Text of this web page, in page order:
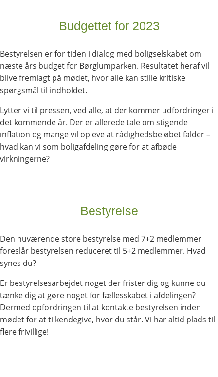
Budgettet for 2023
Bestyrelsen er for tiden i dialog med boligselskabet om
næste års budget for Børglumparken. Resultatet heraf vil
blive fremlagt på mødet, hvor alle kan stille kritiske
spørgsmål til indholdet.
Lytter vi til pressen, ved alle, at der kommer udfordringer i
det kommende år. Der er allerede tale om stigende
inflation og mange vil opleve at rådighedsbeløbet falder –
hvad kan vi som boligafdeling gøre for at afbøde
virkningerne?
Bestyrelse
Den nuværende store bestyrelse med 7+2 medlemmer
foreslår bestyrelsen reduceret til 5+2 medlemmer. Hvad
synes du?
Er bestyrelsesarbejdet noget der frister dig og kunne du
tænke dig at gøre noget for fællesskabet i afdelingen?
Dermed opfordringen til at kontakte bestyrelsen inden
mødet for at tilkendegive, hvor du står. Vi har altid plads til
flere frivillige!